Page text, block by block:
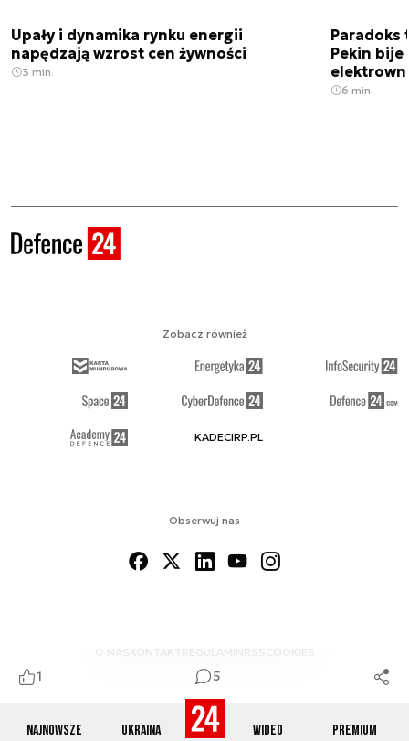
Najnowsze Ukraina Wideo Premium
1 5
Upały i dynamika rynku energii
napędzają wzrost cen żywności
3 min.
Paradoks
Pekin bije
6 min.
Obserwuj nas
O NAS KONTAKTREGULAMINRSS COOKIES
Zobacz również
KADECIRP.PL
© 2012-2026 DEFENCE24